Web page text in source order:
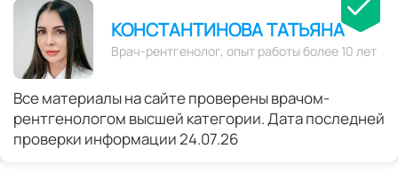
КОНСТАНТИНОВА ТАТЬЯНА
Врач-рентгенолог, опыт работы более 10 лет
Все материалы на сайте проверены врачом-
рентгенологом высшей категории. Дата последней
проверки информации 24.07.26